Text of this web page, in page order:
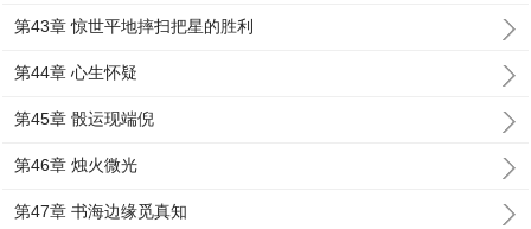
第43章 惊世平地摔扫把星的胜利
第44章 心生怀疑
第45章 骰运现端倪
第46章 烛火微光
第47章 书海边缘觅真知